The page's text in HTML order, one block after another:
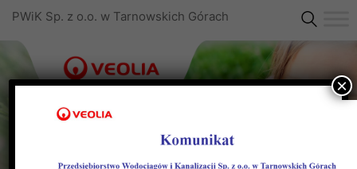
PWiK Sp. z o.o. w Tarnowskich Górach
×